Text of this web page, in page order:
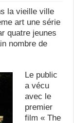
la vieille ville
art une série
quatre jeunes
nombre de
Le public
a vécu
avec le
premier
film « The